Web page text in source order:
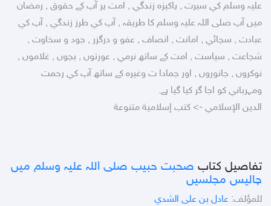
عليہ وسلم کي سيرت , پاکيزہ زندگي , امت پر آپ کے حقوق , رمضان
ميں آپ صلى اللہ عليہ وسلم کا طريقہ , آپ کي طرز زندگي , آپ کي
عبادت , سچائي , امانت , انصاف , عفو و درگزر , جود و سخاوت ,
شجاعت , سياست , امت کے ساتھ نرمي , عورتوں , بچوں , غلاموں ,
نوکروں , جانوروں , اور جمادا ت وغيرہ کے ساتھ آپ کي رحمت
ومہرباني کو اجا گر کيا گيا ہے.
الدين الإسلامي -> كتب إسلامية متنوعة
تفاصيل كتاب صحبت حبيب صلى اللہ عليہ وسلم ميں
چاليس مجلسيں
للمؤلف: عادل بن على الشدي